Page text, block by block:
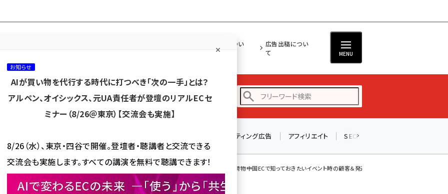
ネッ担につい
広告出稿につい
て
MENU
カテゴリ／種別 から探す セミナー／イベント から探す
yahoo (1898)
リスティング広告 アフィリエイト SEO
中国の最新買い物事情～トランスコスモスチャイナからの現地レポ... ECの拡大で膨れあがる荷物――中国ECで知っておきたいイベント時の顧客＆発送対応法
お知らせ
AIが買い物を代行する時代に打つべき「次の一手」とは？
アルペン、オイシックス、元UA責任者が登壇のリアルECセ
ミナー（8/26＠東京）【交流会も実施】
8/26（水）、東京・四谷で開催。登壇者・聴講者と交流できる
交流会も実施します。すべての講演を無料で聴講できます！